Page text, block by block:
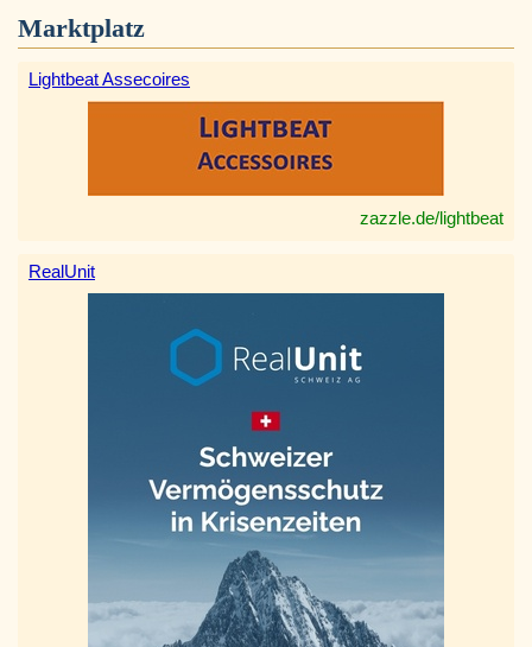
Marktplatz
Lightbeat Assecoires
zazzle.de/lightbeat
RealUnit